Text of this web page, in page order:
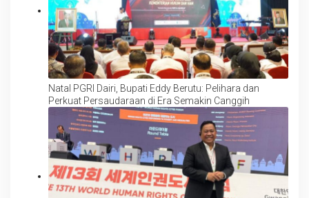
Natal PGRI Dairi, Bupati Eddy Berutu: Pelihara dan
Perkuat Persaudaraan di Era Semakin Canggih